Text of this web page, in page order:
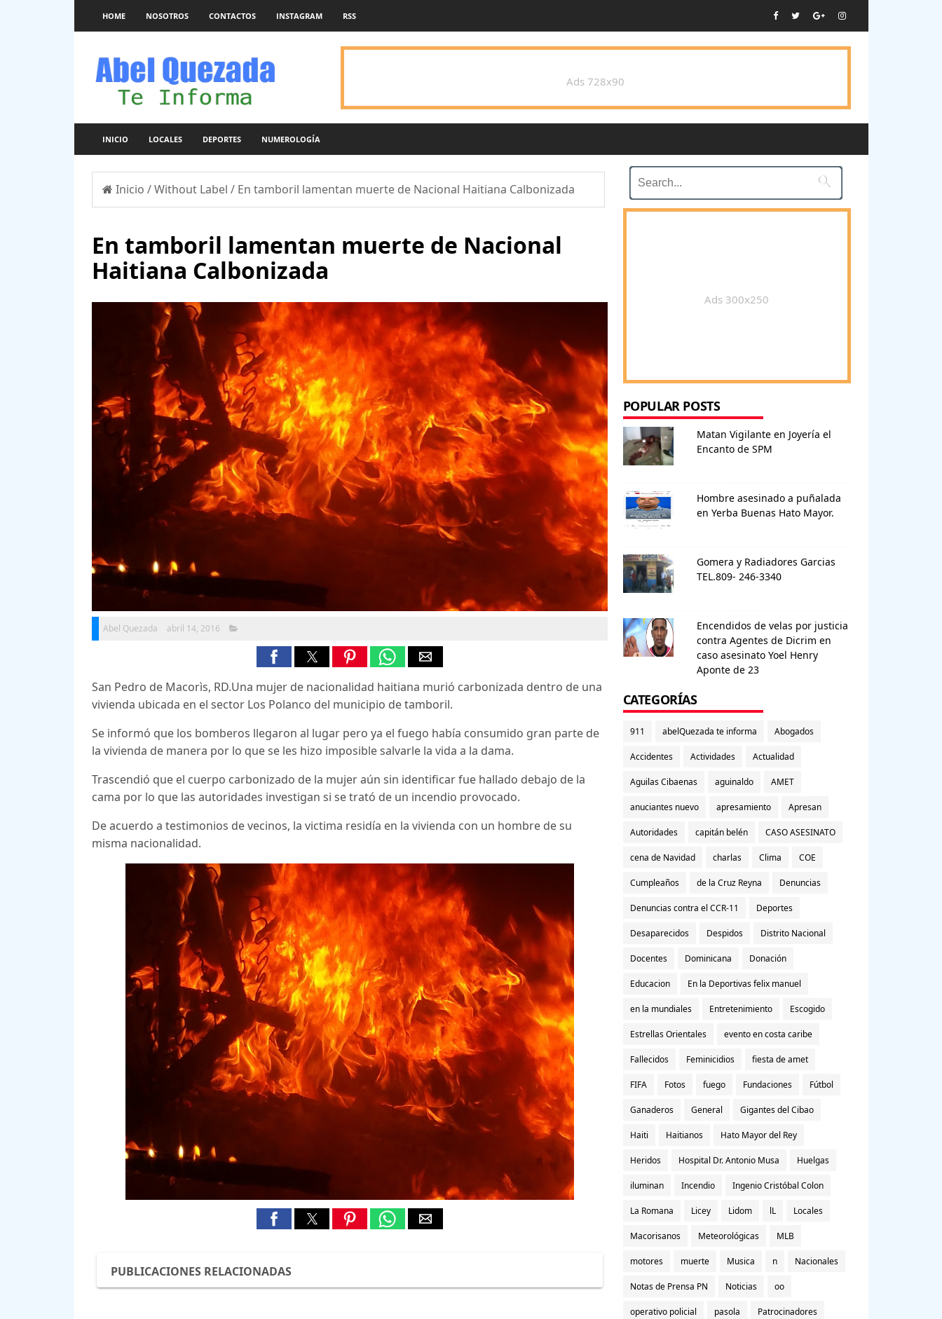
HOME NOSOTROS CONTACTOS INSTAGRAM RSS
Ads 728x90
INICIO LOCALES DEPORTES NUMEROLOGÍA
Inicio /Without Label / En tamboril lamentan muerte de Nacional Haitiana Calbonizada
En tamboril lamentan muerte de Nacional
Haitiana Calbonizada
Abel Quezada abril 14, 2016
San Pedro de Macorìs, RD.Una mujer de nacionalidad haitiana murió carbonizada dentro de una
vivienda ubicada en el sector Los Polanco del municipio de tamboril.
Se informó que los bomberos llegaron al lugar pero ya el fuego había consumido gran parte de
la vivienda de manera por lo que se les hizo imposible salvarle la vida a la dama.
Trascendió que el cuerpo carbonizado de la mujer aún sin identificar fue hallado debajo de la
cama por lo que las autoridades investigan si se trató de un incendio provocado.
De acuerdo a testimonios de vecinos, la victima residía en la vivienda con un hombre de su
misma nacionalidad.
PUBLICACIONES RELACIONADAS

Ads 300x250
POPULAR POSTS
Matan Vigilante en Joyería el
Encanto de SPM
Hombre asesinado a puñalada
en Yerba Buenas Hato Mayor.
Gomera y Radiadores Garcias
TEL.809- 246-3340
Encendidos de velas por justicia
contra Agentes de Dicrim en
caso asesinato Yoel Henry
Aponte de 23
CATEGORÍAS
911 abelQuezada te informa Abogados
Accidentes Actividades Actualidad
Aguilas Cibaenas aguinaldo AMET
anuciantes nuevo apresamiento Apresan
Autoridades capitán belén CASO ASESINATO
cena de Navidad charlas Clima COE
Cumpleaños de la Cruz Reyna Denuncias
Denuncias contra el CCR-11 Deportes
Desaparecidos Despidos Distrito Nacional
Docentes Dominicana Donación
Educacion En la Deportivas felix manuel
en la mundiales Entretenimiento Escogido
Estrellas Orientales evento en costa caribe
Fallecidos Feminicidios fiesta de amet
FIFA Fotos fuego Fundaciones Fútbol
Ganaderos General Gigantes del Cibao
Haiti Haitianos Hato Mayor del Rey
Heridos Hospital Dr. Antonio Musa Huelgas
iluminan Incendio Ingenio Cristóbal Colon
La Romana Licey Lidom lL Locales
Macorisanos Meteorológicas MLB
motores muerte Musica n Nacionales
Notas de Prensa PN Noticias oo
operativo policial pasola Patrocinadores